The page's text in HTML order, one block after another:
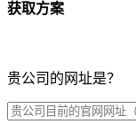
获取方案
贵公司的网址是？